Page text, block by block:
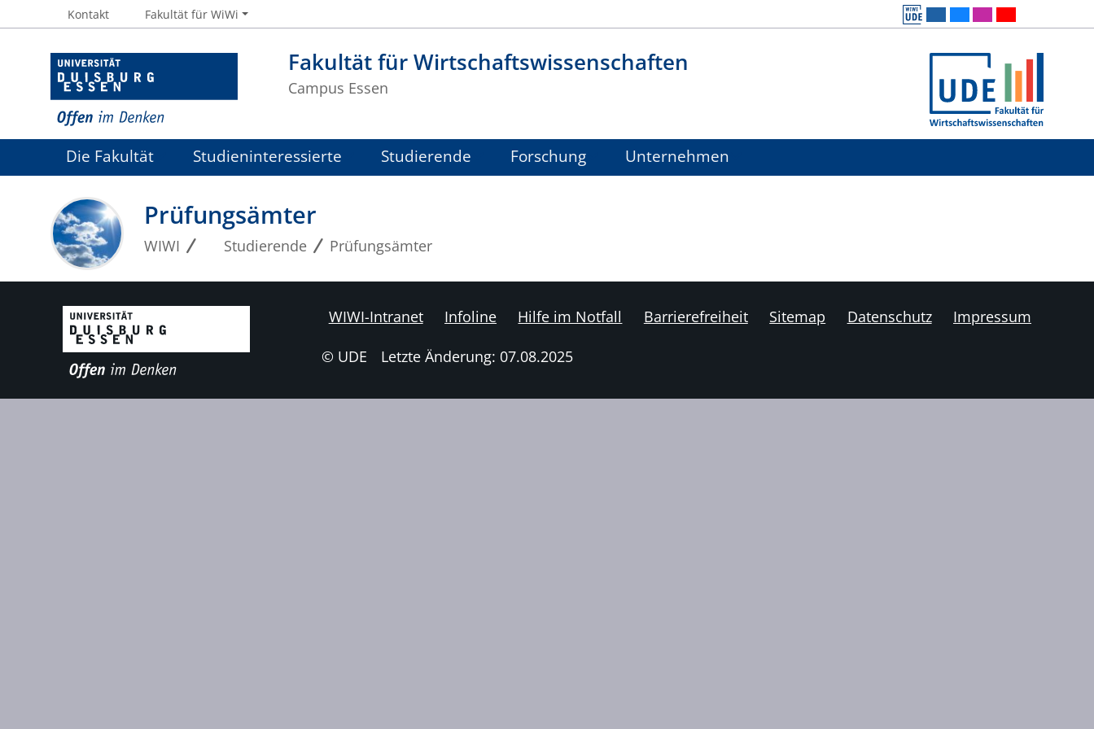
Fakultät für Wirtschaftswissenschaften
Campus Essen
Kontakt Fakultät für WiWi
Die Fakultät Studieninteressierte Studierende Forschung Unternehmen
Prüfungsämter
WIWI Studierende Prüfungsämter
WIWI-Intranet Infoline Hilfe im Notfall Barrierefreiheit Sitemap Datenschutz Impressum
© UDE Letzte Änderung: 07.08.2025